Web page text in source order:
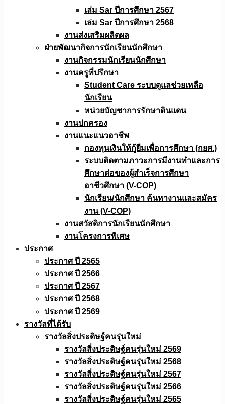
เล่ม Sar ปีการศึกษา 2567
เล่ม Sar ปีการศึกษา 2568
งานส่งเสริมผลิตผล
ฝ่ายพัฒนากิจการนักเรียนนักศึกษา
งานกิจกรรมนักเรียนนักศึกษา
งานครูที่ปรึกษา
Student Care ระบบดูแลช่วยเหลือ
นักเรียน
หน่วยบัญชาการรักษาดินแดน
งานปกครอง
งานแนะแนวอาชีพ
กองทุนเงินให้กู้ยืมเพื่อการศึกษา (กยศ.)
ระบบติดตามภาวะการมีงานทำและการ
ศึกษาต่อของผู้สำเร็จการศึกษา
อาชีวศึกษา (V-COP)
นักเรียน/นักศึกษา ค้นหางานและสมัคร
งาน (V-COP)
งานสวัสดิการนักเรียนนักศึกษา
งานโครงการพิเศษ
ประกาศ
ประกาศ ปี 2565
ประกาศ ปี 2566
ประกาศ ปี 2567
ประกาศ ปี 2568
ประกาศ ปี 2569
รางวัลที่ได้รับ
รางวัลสิ่งประดิษฐ์คนรุ่นใหม่
รางวัลสิ่งประดิษฐ์คนรุ่นใหม่ 2569
รางวัลสิ่งประดิษฐ์คนรุ่นใหม่ 2568
รางวัลสิ่งประดิษฐ์คนรุ่นใหม่ 2567
รางวัลสิ่งประดิษฐ์คนรุ่นใหม่ 2566
รางวัลสิ่งประดิษฐ์คนรุ่นใหม่ 2565